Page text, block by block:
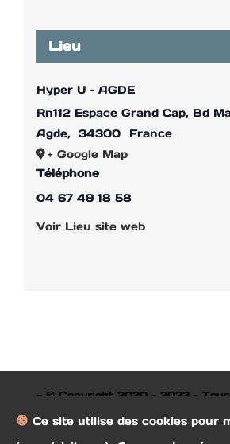
Lieu
Hyper U – AGDE
Rn112 Espace Grand Cap, Bd
Agde, 34300
France
+ Google Map
Téléphone
04 67 49 18 58
Voir Lieu site web
- © Copyright 2020 - 2023 -
société des beaux arts de Béziers
Ce site utilise des cookies pour